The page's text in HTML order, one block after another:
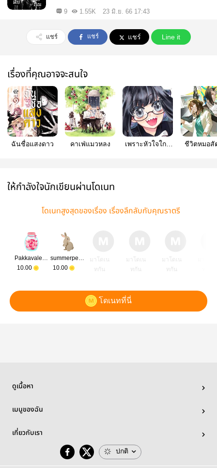
9 1.55K 23 มิ.ย. 66 17:43
แชร์ แชร์ แชร์ Line it
เรื่องที่คุณอาจจะสนใจ
ฉันชื่อแสงดาว คาเฟ่แมวหลง
เพราะหัวใจใกล้
ชีวิตหมอสั
ให้กำลังใจนักเขียนผ่านโดเนท
โดเนทสูงสุดของเรื่อง เรื่องลึกลับกับคุณราตรี
Pakkavalee Books
10.00
summerpenguin5334
10.00
มาโดเน
ทกัน
มาโดเน
ทกัน
มาโดเน
ทกัน
โดเนทที่นี่
ดูเนื้อหา
เมนูของฉัน
เกี่ยวกับเรา
ปกติ